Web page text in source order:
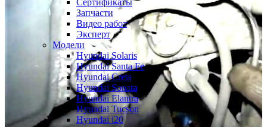
Сертификаты
Запчасти
Видео работ
Эксперт
Модели
Hyundai Solaris
Hyundai Santa Fe
Hyundai Creta
Hyundai Sonata
Hyundai Elantra
Hyundai Tucson
Hyundai i20